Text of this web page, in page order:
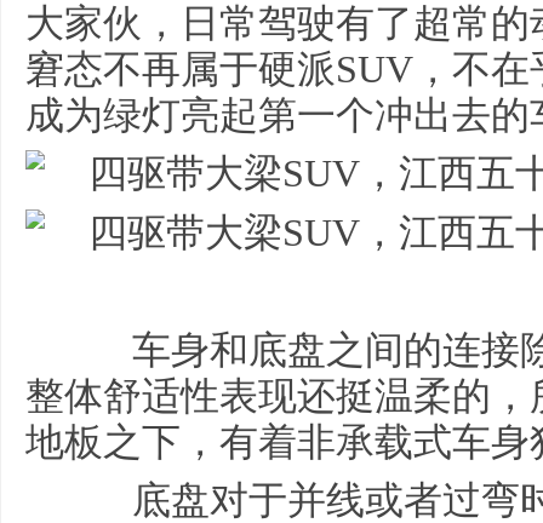
大家伙，日常驾驶有了超常
窘态不再属于硬派SUV，不
成为绿灯亮起第一个冲出去的
车身和底盘之间的连接
整体舒适性表现还挺温柔的
地板之下，有着非承载式车
底盘对于并线或者过弯